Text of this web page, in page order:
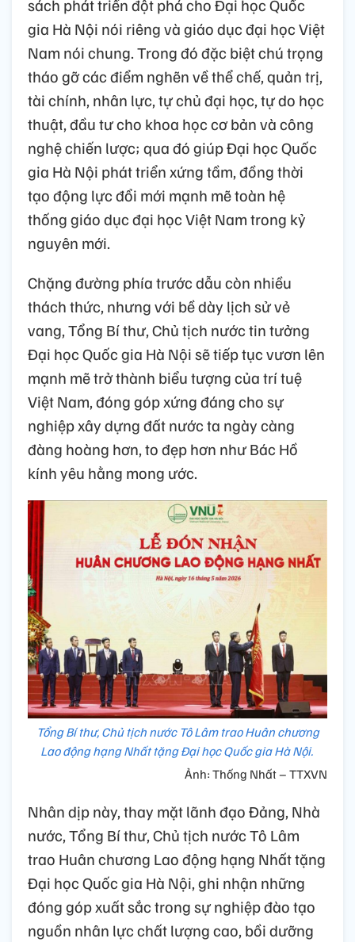
sách phát triển đột phá cho Đại học Quốc
gia Hà Nội nói riêng và giáo dục đại học Việt
Nam nói chung. Trong đó đặc biệt chú trọng
tháo gỡ các điểm nghẽn về thể chế, quản trị,
tài chính, nhân lực, tự chủ đại học, tự do học
thuật, đầu tư cho khoa học cơ bản và công
nghệ chiến lược; qua đó giúp Đại học Quốc
gia Hà Nội phát triển xứng tầm, đồng thời
tạo động lực đổi mới mạnh mẽ toàn hệ
thống giáo dục đại học Việt Nam trong kỷ
nguyên mới.
Chặng đường phía trước dẫu còn nhiều
thách thức, nhưng với bề dày lịch sử vẻ
vang, Tổng Bí thư, Chủ tịch nước tin tưởng
Đại học Quốc gia Hà Nội sẽ tiếp tục vươn lên
mạnh mẽ trở thành biểu tượng của trí tuệ
Việt Nam, đóng góp xứng đáng cho sự
nghiệp xây dựng đất nước ta ngày càng
đàng hoàng hơn, to đẹp hơn như Bác Hồ
kính yêu hằng mong ước.
Tổng Bí thư, Chủ tịch nước Tô Lâm trao Huân chương
Lao động hạng Nhất tặng Đại học Quốc gia Hà Nội.
Ảnh: Thống Nhất – TTXVN
Nhân dịp này, thay mặt lãnh đạo Đảng, Nhà
nước, Tổng Bí thư, Chủ tịch nước Tô Lâm
trao Huân chương Lao động hạng Nhất tặng
Đại học Quốc gia Hà Nội, ghi nhận những
đóng góp xuất sắc trong sự nghiệp đào tạo
nguồn nhân lực chất lượng cao, bồi dưỡng